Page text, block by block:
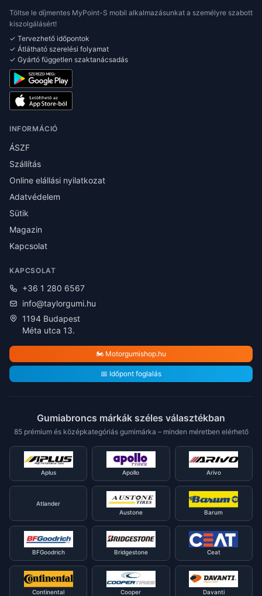
Töltse le díjmentes MyPoint-S mobil alkalmazásunkat a személyre szabott
kiszolgálásért!
✓ Tervezhető időpontok
✓ Átlátható szerelési folyamat
✓ Gyártó független szaktanácsadás
INFORMÁCIÓ
ÁSZF
Szállítás
Online elállási nyilatkozat
Adatvédelem
Sütik
Magazin
Kapcsolat
KAPCSOLAT
+36 1 280 6567
info@taylorgumi.hu
1194 Budapest
Méta utca 13.
🏍️ Motorgumishop.hu
📅 Időpont foglalás
Gumiabroncs márkák széles választékban
85 prémium és középkategóriás gumimárka – minden méretben elérhető
Aplus Apollo Arivo
Atlander
Austone
Barum
BFGoodrich Bridgestone Ceat
Continental Cooper Davanti